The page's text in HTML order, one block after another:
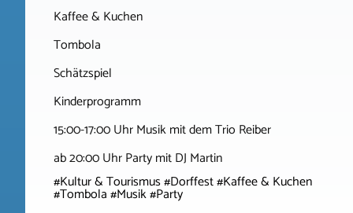
Kaffee & Kuchen
Tombola
Schätzspiel
Kinderprogramm
15:00-17:00 Uhr Musik mit dem Trio Reiber
ab 20:00 Uhr Party mit DJ Martin
#Kultur & Tourismus #Dorffest #Kaffee & Kuchen
#Tombola #Musik #Party